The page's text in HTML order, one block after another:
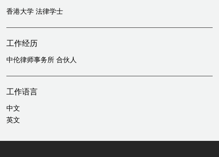
香港大学 法律学士
工作经历
中伦律师事务所 合伙人
工作语言
中文
英文